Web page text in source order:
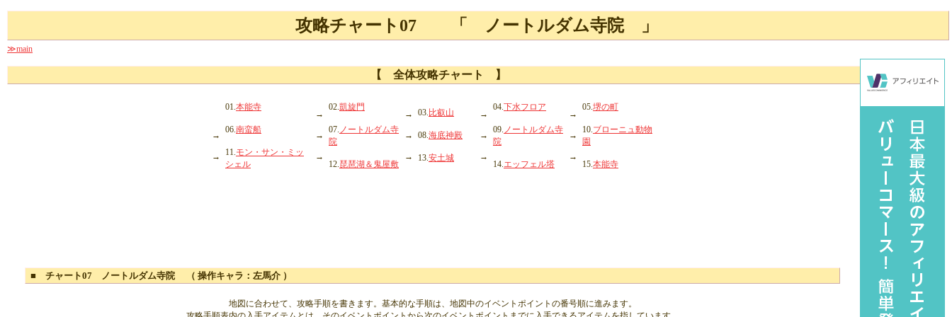
攻略チャート07 「 ノートルダム寺院 」
≫main
【 全体攻略チャート 】
→
→
01.本能寺
06.南蛮船
11.モン・サン・ミッ
シェル
→
→
→
02.凱旋門
07. ノートルダム寺
院
12.琵琶湖＆鬼屋敷
→
→
→
03. 比叡山
08.海底神殿
13.安土城
→
→
→
04.下水フロア
09. ノートルダム寺
院
14.エッフェル塔
→
→
→
05.堺の町
10.ブローニュ動物
園
15.本能寺
■ チャート07 ノートルダム寺院 （ 操作キャラ：左馬介 ）
地図に合わせて、攻略手順を書きます。基本的な手順は、地図中のイベントポイントの番号順に進みます。